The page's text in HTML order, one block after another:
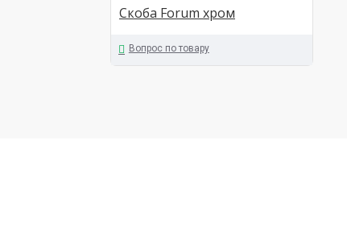
Скоба Forum хром
Вопрос по товару